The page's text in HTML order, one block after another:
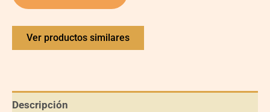
Ver productos similares
Descripción